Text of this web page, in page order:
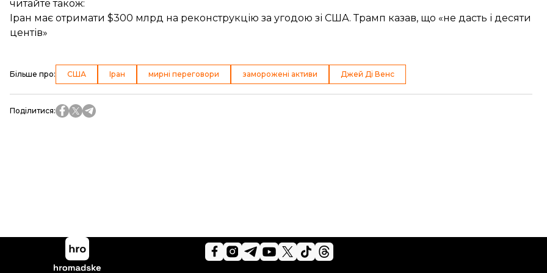
читайте також:
Іран має отримати $300 млрд на реконструкцію за угодою зі США. Трамп казав, що «не дасть і десяти
центів»
Більше про: США Іран мирні переговори заморожені активи Джей Ді Венс
Поділитися: